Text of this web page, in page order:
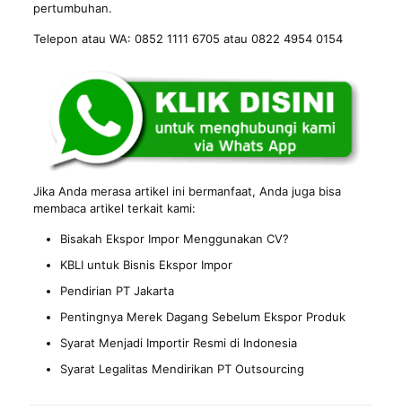
pertumbuhan.
Telepon atau WA: 0852 1111 6705 atau 0822 4954 0154
Jika Anda merasa artikel ini bermanfaat, Anda juga bisa
membaca artikel terkait kami:
Bisakah Ekspor Impor Menggunakan CV?
KBLI untuk Bisnis Ekspor Impor
Pendirian PT Jakarta
Pentingnya Merek Dagang Sebelum Ekspor Produk
Syarat Menjadi Importir Resmi di Indonesia
Syarat Legalitas Mendirikan PT Outsourcing